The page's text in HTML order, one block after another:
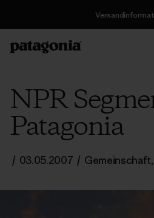
NPR
Patagonia
/ 03.05.2007 / Gemeinschaft,